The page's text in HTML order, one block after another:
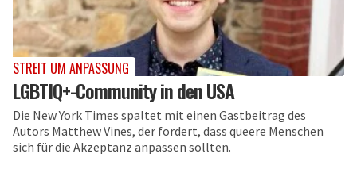
STREIT UM ANPASSUNG
LGBTIQ+-Community in den USA
Die New York Times spaltet mit einen Gastbeitrag des
Autors Matthew Vines, der fordert, dass queere Menschen
sich für die Akzeptanz anpassen sollten.